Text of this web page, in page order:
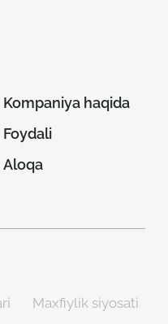
Kompaniya haqida
Foydali
Aloqa
Maxfiylik siyosati